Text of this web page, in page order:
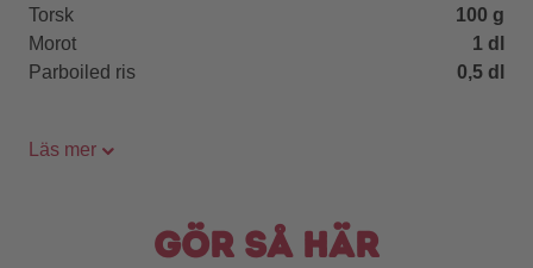
Torsk
100 g
Morot
1 dl
Parboiled ris
0,5 dl
Läs mer
Gör så här